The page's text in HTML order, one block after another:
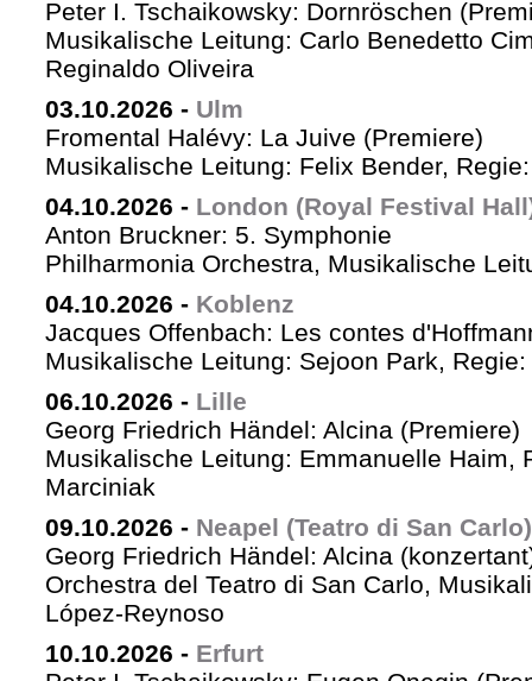
Peter I. Tschaikowsky: Dornröschen
Musikalische Leitung: Carlo Benedetto
Reginaldo Oliveira
03.10.2026 - Ulm
Fromental Halévy: La Juive (Premiere)
Musikalische Leitung: Felix Bender,
04.10.2026 - London (Royal Festival
Anton Bruckner: 5. Symphonie
Philharmonia Orchestra, Musikalische
04.10.2026 - Koblenz
Jacques Offenbach: Les contes
Musikalische Leitung: Sejoon Park,
06.10.2026 - Lille
Georg Friedrich Händel: Alcina (Premiere)
Musikalische Leitung: Emmanuelle Haim,
Marciniak
09.10.2026 - Neapel (Teatro di San Carlo)
Georg Friedrich Händel: Alcina
Orchestra del Teatro di San Carlo,
López-Reynoso
10.10.2026 - Erfurt